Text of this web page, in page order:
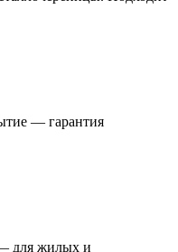
— гарантия
для жилых и